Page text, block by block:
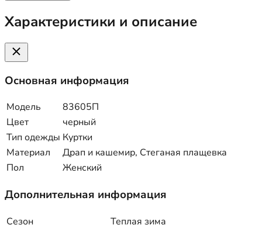
Характеристики и описание
Основная информация
Модель
83605П
Цвет
черный
Тип одежды Куртки
Материал
Драп и кашемир, Стеганая плащевка
Пол
Женский
Дополнительная информация
Сезон Теплая зима